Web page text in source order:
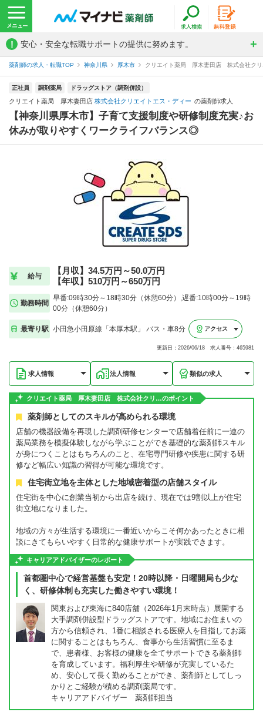
! 安心・安全な転職サポートの提供に努めます。
薬剤師の求人・転職TOP 神奈川県 厚木市 クリエイト薬局 厚木妻田店 株式会社クリ
正社員 調剤薬局 ドラッグストア（調剤併設）
クリエイト薬局 厚木妻田店 株式会社クリエイトエス・ディー の薬剤師求人
【神奈川県厚木市】子育て支援制度や研修制度充実♪お
休みが取りやすくワークライフバランス◎
給与
【月収】34.5万円～50.0万円
【年収】510万円～650万円
勤務時間
早番:09時30分～18時30分（休憩60分）,遅番:10時00分～19時
00分（休憩60分）
最寄り駅 小田急小田原線「本厚木駅」 バス・車8分 アクセス
更新日：2026/06/18 求人番号：465981
求人情報 法人情報 類似の求人
クリエイト薬局 厚木妻田店 株式会社クリ…のポイント
薬剤師としてのスキルが高められる環境
店舗の機器設備を再現した調剤研修センターで店舗着任前に一連の
薬局業務を模擬体験しながら学ぶことができ基礎的な薬剤師スキル
が身につくことはもちろんのこと、在宅専門研修や疾患に関する研
修など幅広い知識の習得が可能な環境です。
住宅街立地を主体とした地域密着型の店舗スタイル
住宅街を中心に創業当初から出店を続け、現在では9割以上が住宅
街立地になりました。
地域の方々が生活する環境に一番近いからこそ何かあったときに相
談にきてもらいやすく日常的な健康サポートが実践できます。
キャリアアドバイザーのレポート
首都圏中心で経営基盤も安定！20時以降・日曜開局も少な
く、研修体制も充実した働きやすい環境！
関東および東海に840店舗（2026年1月末時点）展開する
大手調剤併設型ドラッグストアです。地域にお住まいの
方から信頼され、1番に相談される医療人を目指してお薬
に関することはもちろん、食事から生活習慣に至るま
で、患者様、お客様の健康を全てサポートできる薬剤師
を育成しています。福利厚生や研修が充実しているた
め、安心して長く勤めることができ、薬剤師としてしっ
かりとご経験が積める調剤薬局です。
キャリアアドバイザー 薬剤師担当